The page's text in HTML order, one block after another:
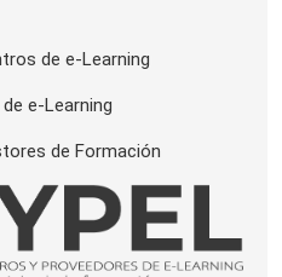
de e-Learning
e-Learning
de Formación